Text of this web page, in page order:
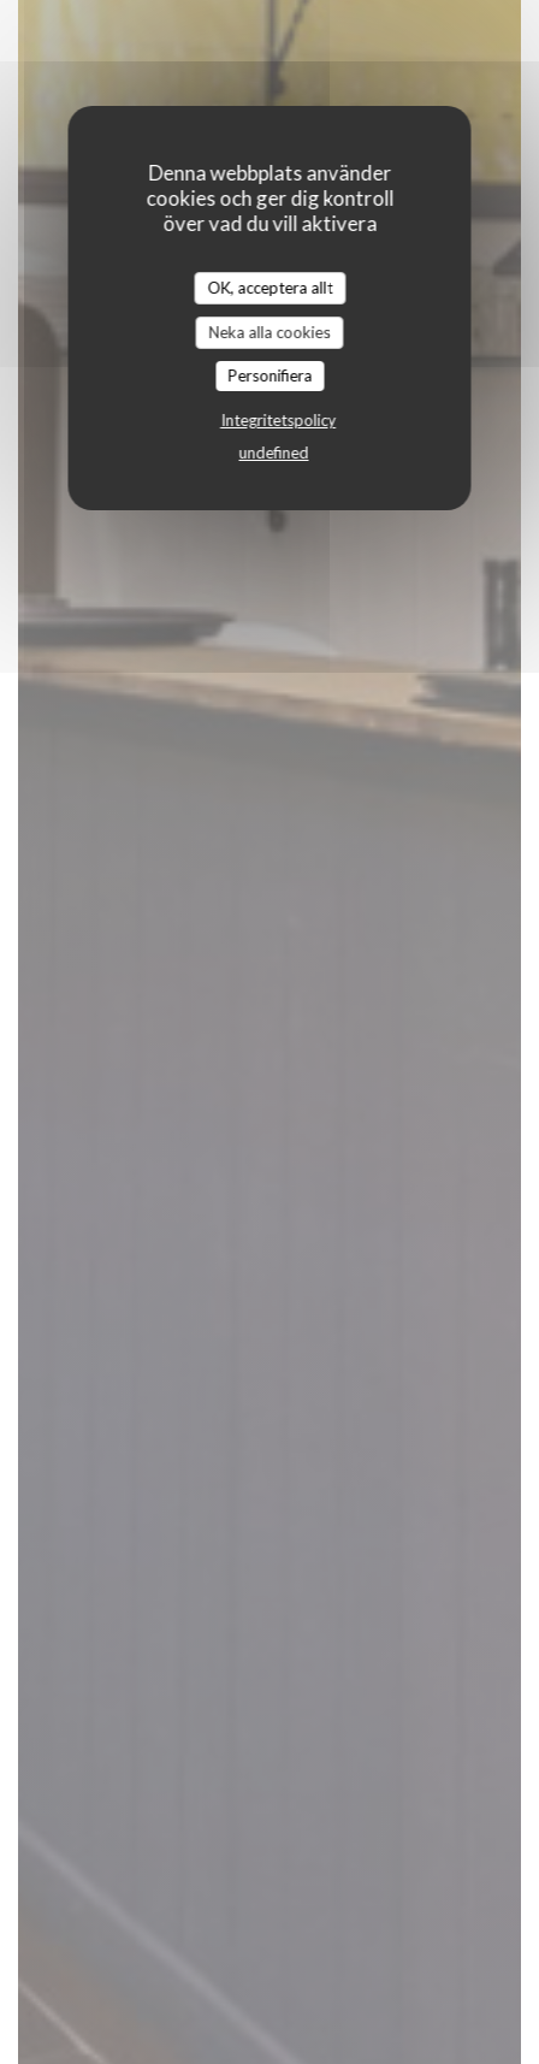
Denna webbplats använder
cookies och ger dig kontroll
över vad du vill aktivera
OK, acceptera allt
Neka alla cookies
Personifiera
Integritetspolicy
undefined
|BRUXELLES
BOKA ETT BORD